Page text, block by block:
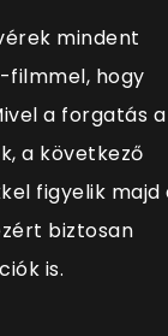
mindent
filmmel, hogy
a forgatás a
a következő
figyelik majd
biztosan
is.